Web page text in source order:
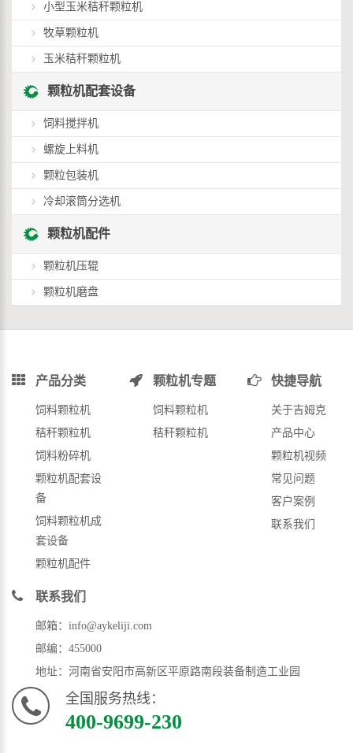
小型玉米秸秆颗粒机
牧草颗粒机
玉米秸秆颗粒机
颗粒机配套设备
饲料搅拌机
螺旋上料机
颗粒包装机
冷却滚筒分选机
颗粒机配件
颗粒机压辊
颗粒机磨盘
产品分类
饲料颗粒机
秸秆颗粒机
饲料粉碎机
颗粒机配套设
备
饲料颗粒机成
套设备
颗粒机配件
颗粒机专题
饲料颗粒机
秸秆颗粒机
快捷导航
关于吉姆克
产品中心
颗粒机视频
常见问题
客户案例
联系我们
联系我们
邮箱：info@aykeliji.com
邮编：455000
地址：河南省安阳市高新区平原路南段装备制造工业园
全国服务热线：
400-9699-230